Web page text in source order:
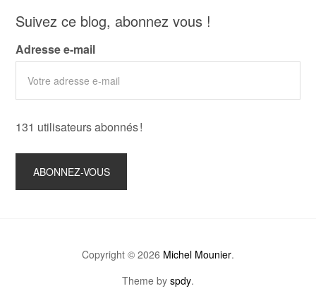
Suivez ce blog, abonnez vous !
Adresse e-mail
131 utilisateurs abonnés !
Copyright © 2026 Michel Mounier.
Theme by spdy.